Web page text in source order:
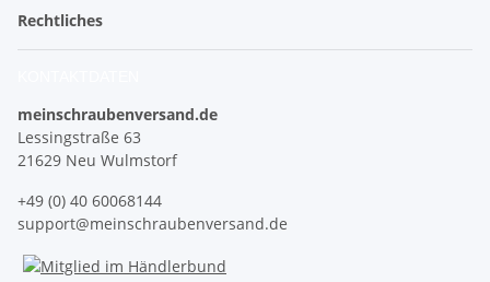
Rechtliches
meinschraubenversand.de
Lessingstraße 63
21629 Neu Wulmstorf
+49 (0) 40 60068144
support@meinschraubenversand.de